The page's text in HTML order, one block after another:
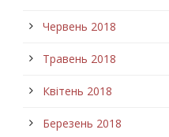
Червень 2018
Травень 2018
Квітень 2018
Березень 2018